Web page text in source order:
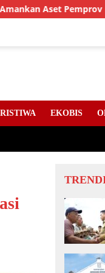
Di Binjai, Lima
EKOBIS